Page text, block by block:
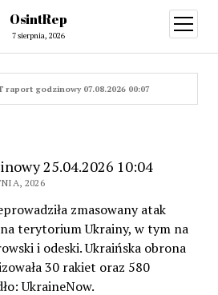
OsintRep
7 sierpnia, 2026
open
menu
raport godzinowy 07.08.2026 00:07
25.04.2026 10:04
2026
zmasowany atak
terytorium Ukrainy, w tym na
i odeski. Ukraińska obrona
30 rakiet oraz 580
UkraineNow.